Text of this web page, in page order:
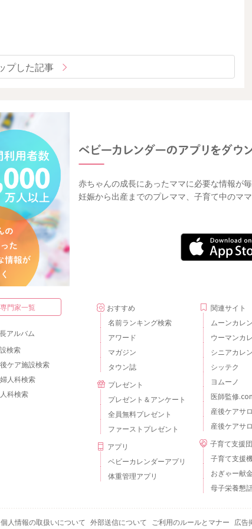
プした記事
赤ちゃんの成長にあったママに必要な情報が毎
妊娠から出産までのプレママ、子育て中のマ
門家一覧
アルバム
検索
ケア施設検索
人科検索
科検索
おすすめ
名前ランキング検索
アワード
マガジン
タウン誌
プレゼント
プレゼント＆アンケート
全員無料プレゼント
ファーストプレゼント
アプリ
ベビーカレンダーアプリ
体重管理アプリ
関連サイト
ムーンカレ
ウーマンカ
シニアカレ
シッテク
ヨムーノ
医師監修
産後ケアサ
産後ケアサ
子育て支援
子育て支援
おぎゃー献金
母子栄養懇
個人情報の取扱いについて 外部送信について ご利用のルールとマナー 広告